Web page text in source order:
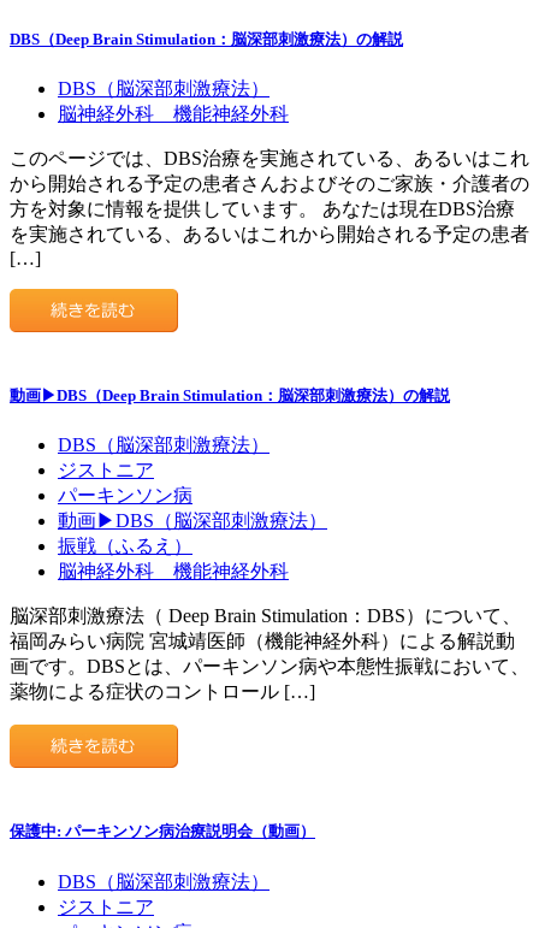
DBS（Deep Brain Stimulation：脳深部刺激療法）の解説
DBS（脳深部刺激療法）
脳神経外科 機能神経外科
このページでは、DBS治療を実施されている、あるいはこれ
から開始される予定の患者さんおよびそのご家族・介護者の
方を対象に情報を提供しています。 あなたは現在DBS治療
を実施されている、あるいはこれから開始される予定の患者
[…]
動画▶DBS（Deep Brain Stimulation：脳深部刺激療法）の解説
DBS（脳深部刺激療法）
ジストニア
パーキンソン病
動画▶DBS（脳深部刺激療法）
振戦（ふるえ）
脳神経外科 機能神経外科
脳深部刺激療法（ Deep Brain Stimulation：DBS）について、
福岡みらい病院 宮城靖医師（機能神経外科）による解説動
画です。DBSとは、パーキンソン病や本態性振戦において、
薬物による症状のコントロール […]
保護中: パーキンソン病治療説明会（動画）
DBS（脳深部刺激療法）
ジストニア